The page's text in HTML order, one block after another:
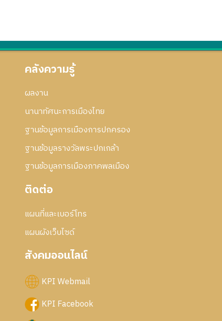
คลังความรู้
ผลงาน
นานาทัศนะการเมืองไทย
ฐานข้อมูลการเมืองการปกครอง
ฐานข้อมูลรางวัลพระปกเกล้า
ฐานข้อมูลการเมืองภาคพลเมือง
ติดต่อ
แผนที่และเบอร์โทร
แผนผังเว็บไซด์
สังคมออนไลน์
KPI Webmail
KPI Facebook